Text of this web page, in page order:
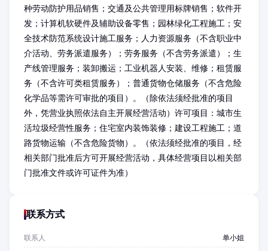
种劳动防护用品销售；交通及公共管理用标牌销售；软件开
发；计算机软硬件及辅助设备零售；园林绿化工程施工；安
全技术防范系统设计施工服务；人力资源服务（不含职业中
介活动、劳务派遣服务）；劳务服务（不含劳务派遣）；生
产线管理服务；装卸搬运；工业机器人安装、维修；租赁服
务（不含许可类租赁服务）；普通货物仓储服务（不含危险
化学品等需许可审批的项目）。（除依法须经批准的项目
外，凭营业执照依法自主开展经营活动）许可项目：城市生
活垃圾经营性服务；住宅室内装饰装修；建设工程施工；道
路货物运输（不含危险货物）。（依法须经批准的项目，经
相关部门批准后方可开展经营活动，具体经营项目以相关部
门批准文件或许可证件为准）
联系方式
联系人 单小姐